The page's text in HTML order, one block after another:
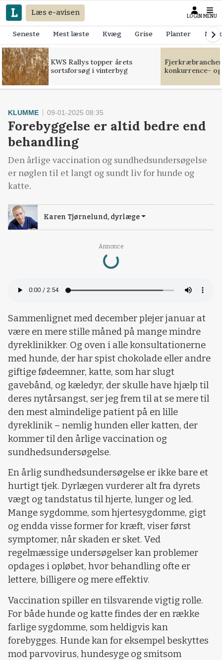
Læs e-avisen LOGIN MENU
Seneste Mest læste Kvæg Grise Planter
KWS Rallys topper årets
sortsforsøg i vinterbyg
konkurrence-
Annonce
Loading...
KLUMME 09-01-2025 08:35
Forebyggelse er altid bedre end
behandling
Den årlige vaccination og sundhedsundersøgelse
er nøglen til et langt og sundt liv for hunde og
katte.
Karen Tjørnelund, dyrlæge
Sammenlignet med december plejer januar at
være en mere stille måned på mange mindre
dyreklinikker. Og oven i alle konsultationerne
med hunde, der har spist chokolade eller andre
giftige fødeemner, katte, som har slugt
gavebånd, og kæledyr, der skulle have hjælp til
deres nytårsangst, ser jeg frem til at se mere til
den mest almindelige patient på en lille
dyreklinik – nemlig hunden eller katten, der
kommer til den årlige vaccination og
sundhedsundersøgelse.
En årlig sundhedsundersøgelse er ikke bare et
hurtigt tjek. Dyrlægen vurderer alt fra dyrets
vægt og tandstatus til hjerte, lunger og led.
Mange sygdomme, som hjertesygdomme, gigt
og endda visse former for kræft, viser først
symptomer, når skaden er sket. Ved
regelmæssige undersøgelser kan problemer
opdages i opløbet, hvor behandling ofte er
lettere, billigere og mere effektiv.
Vaccination spiller en tilsvarende vigtig rolle.
For både hunde og katte findes der en række
farlige sygdomme, som heldigvis kan
forebygges. Hunde kan for eksempel beskyttes
mod parvovirus, hundesyge og smitsom